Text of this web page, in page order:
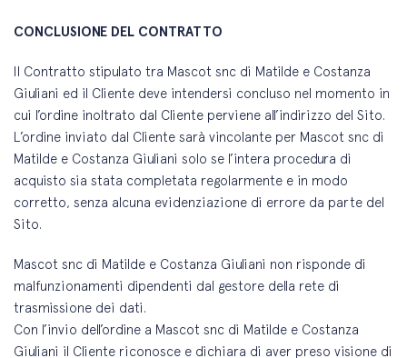
CONCLUSIONE DEL CONTRATTO
Il Contratto stipulato tra Mascot snc di Matilde e Costanza
Giuliani ed il Cliente deve intendersi concluso nel momento in
cui l’ordine inoltrato dal Cliente perviene all’indirizzo del Sito.
L’ordine inviato dal Cliente sarà vincolante per Mascot snc di
Matilde e Costanza Giuliani solo se l’intera procedura di
acquisto sia stata completata regolarmente e in modo
corretto, senza alcuna evidenziazione di errore da parte del
Sito.
Mascot snc di Matilde e Costanza Giuliani non risponde di
malfunzionamenti dipendenti dal gestore della rete di
trasmissione dei dati.
Con l’invio dell’ordine a Mascot snc di Matilde e Costanza
Giuliani il Cliente riconosce e dichiara di aver preso visione di